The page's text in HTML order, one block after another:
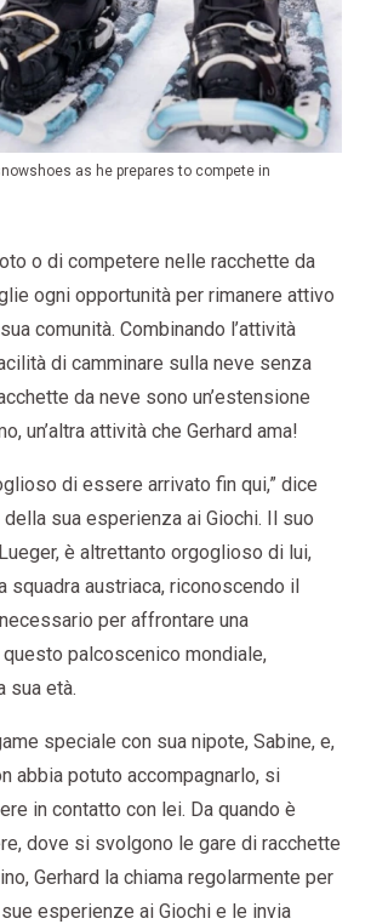
as he prepares to compete in
o di competere nelle racchette da
ogni opportunità per rimanere attivo
comunità. Combinando l’attività
di camminare sulla neve senza
da neve sono un’estensione
un’altra attività che Gerhard ama!
di essere arrivato fin qui,” dice
sua esperienza ai Giochi. Il suo
è altrettanto orgoglioso di lui,
squadra austriaca, riconoscendo il
per affrontare una
palcoscenico mondiale,
sua età.
speciale con sua nipote, Sabine, e,
abbia potuto accompagnarlo, si
in contatto con lei. Da quando è
dove si svolgono le gare di racchette
Gerhard la chiama regolarmente per
esperienze ai Giochi e le invia